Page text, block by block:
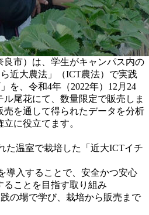
市）は、学生がキャンパス内の
近大農法」（ICT農法）で実践
を、令和4年（2022年）12月24
尾花にて、数量限定で販売しま
を通して得られたデータを分析
に役立てます。
た温室で栽培した「近大ICTイチ
導入することで、安全かつ安心
ることを目指す取り組み
の場で学び、栽培から販売まで